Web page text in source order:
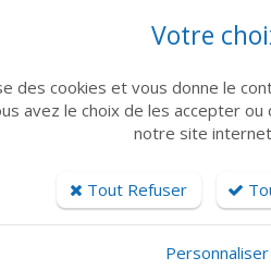
Votre
des cookies et vous donne le
avez le choix de les accepter
notre site
Tout Refuser
Personnaliser